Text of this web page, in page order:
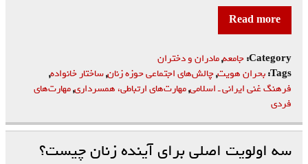
Read more
Category: جامعه,مادران و دختران
Tags: بحران هویت,چالش‌های اجتماعی حوزه زنان,ساختار خانواده,
فرهنگ غنی ایرانی ـ اسلامی,مهارت‌های ارتباطی، همسرداری,مهارت‌های
فردی
سه اولویت اصلی برای آینده زنان چیست؟